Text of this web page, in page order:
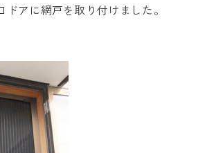
0257-27-2157
アに網戸を取り付けました。